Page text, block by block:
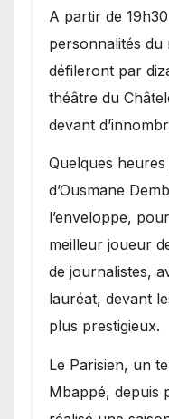
A partir de
personnalités
défileront par
théâtre du
devant
Quelques
d’Ousmane
l’enveloppe,
meilleur joueur
de journalistes,
lauréat, devant
plus prestigieux.
Le Parisien, un
Mbappé, depuis